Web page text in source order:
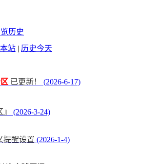
历史
站 | 历史今天
已更新！
(2026-6-17)
(2026-3-24)
提醒设置 (2026-1-4)